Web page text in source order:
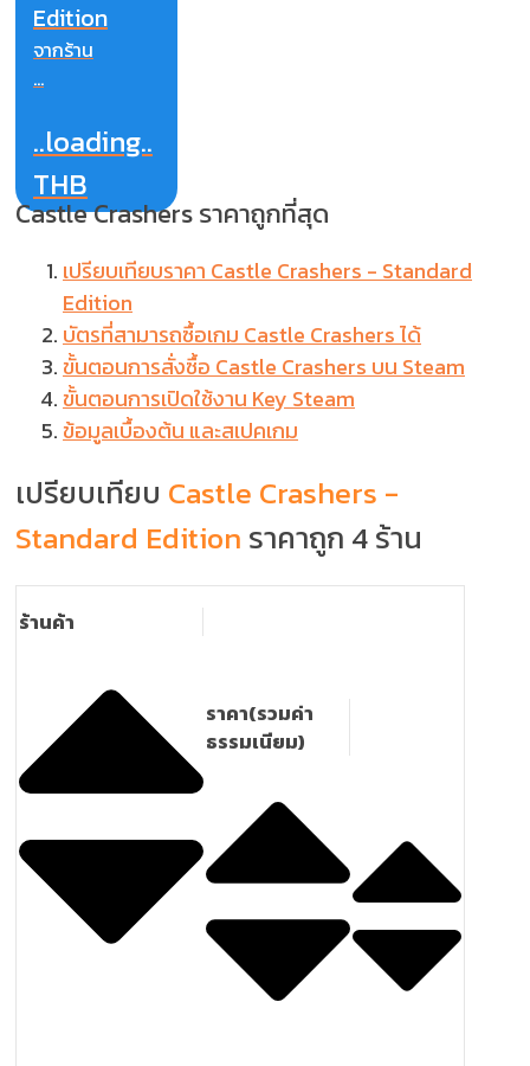
Edition
จากร้าน
...
..loading..
THB
Castle Crashers ราคาถูกที่สุด
เปรียบเทียบราคา Castle Crashers - Standard
Edition
บัตรที่สามารถซื้อเกม Castle Crashers ได้
ขั้นตอนการสั่งซื้อ Castle Crashers บน Steam
ขั้นตอนการเปิดใช้งาน Key Steam
ข้อมูลเบื้องต้น และสเปคเกม
เปรียบเทียบ Castle Crashers -
Standard Edition ราคาถูก 4 ร้าน
ร้านค้า
ราคา(รวมค่า
ธรรมเนียม)